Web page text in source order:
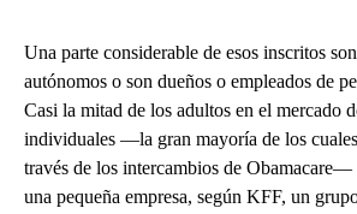
Una parte considerable de esos inscritos
autónomos o son dueños o empleados de
Casi la mitad de los adultos en el mercado
individuales —la gran mayoría de los
través de los intercambios de Obamacare—
una pequeña empresa, según KFF, un